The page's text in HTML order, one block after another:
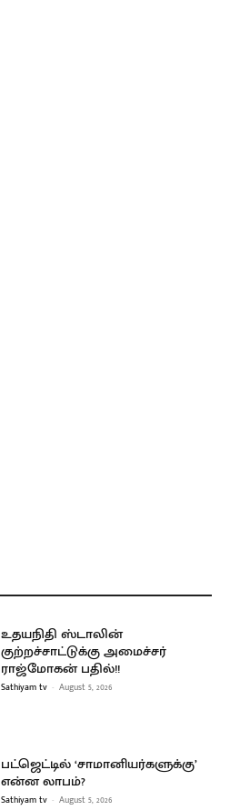
உதயநிதி ஸ்டாலின்
குற்றச்சாட்டுக்கு அமைச்சர்
ராஜ்மோகன் பதில்!!
Sathiyam tv - August 5, 2026
பட்ஜெட்டில் ‘சாமானியர்களுக்கு’
என்ன லாபம்?
Sathiyam tv - August 5, 2026